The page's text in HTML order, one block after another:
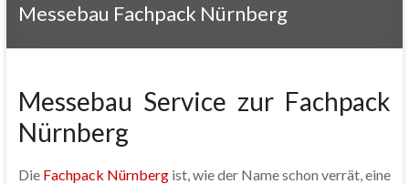
Messebau Fachpack Nürnberg
Messebau Service zur Fachpack
Nürnberg
Die Fachpack Nürnbergist, wie der Name schon verrät, eine